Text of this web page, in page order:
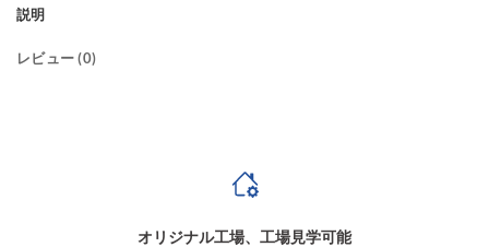
説明
レビュー (0)
オリジナル工場、工場見学可能